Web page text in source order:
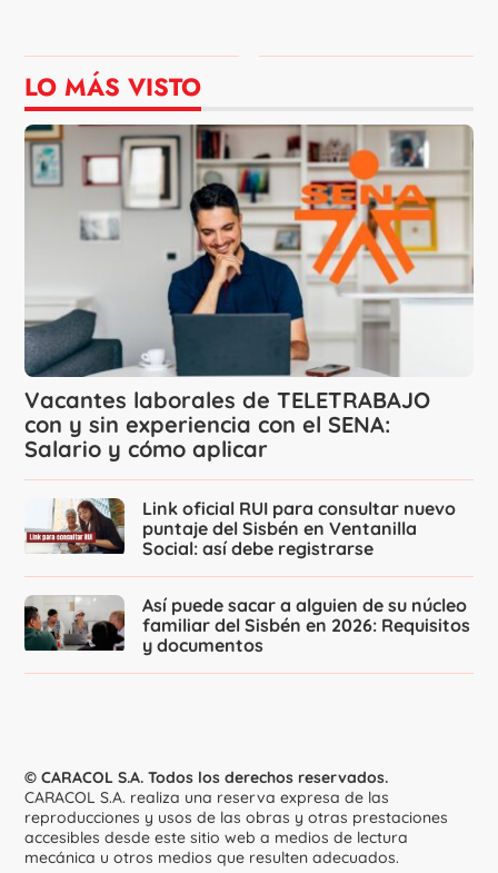
LO MÁS VISTO
Vacantes laborales de TELETRABAJO
con y sin experiencia con el SENA:
Salario y cómo aplicar
Link oficial RUI para consultar nuevo
puntaje del Sisbén en Ventanilla
Social: así debe registrarse
Así puede sacar a alguien de su núcleo
familiar del Sisbén en 2026: Requisitos
y documentos
© CARACOL S.A. Todos los derechos reservados.
CARACOL S.A. realiza una reserva expresa de las
reproducciones y usos de las obras y otras prestaciones
accesibles desde este sitio web a medios de lectura
mecánica u otros medios que resulten adecuados.